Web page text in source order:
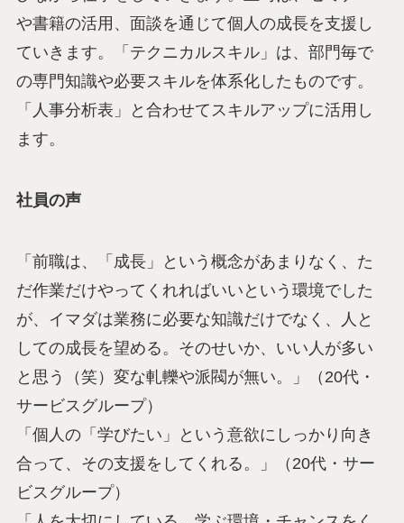
や書籍の活用、面談を通じて個人の成長を支援し
ていきます。「テクニカルスキル」は、部門毎で
の専門知識や必要スキルを体系化したものです。
「人事分析表」と合わせてスキルアップに活用し
ます。
社員の声
「前職は、「成長」という概念があまりなく、た
だ作業だけやってくれればいいという環境でした
が、イマダは業務に必要な知識だけでなく、人と
しての成長を望める。そのせいか、いい人が多い
と思う（笑）変な軋轢や派閥が無い。」（20代・
サービスグループ）
「個人の「学びたい」という意欲にしっかり向き
合って、その支援をしてくれる。」（20代・サー
ビスグループ）